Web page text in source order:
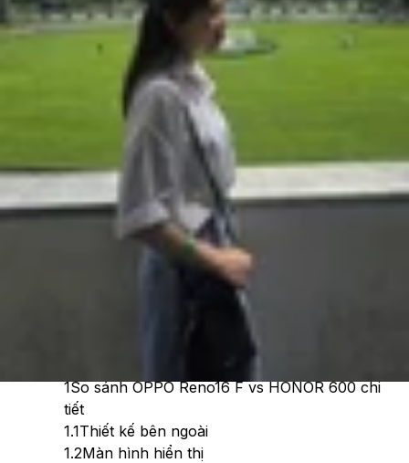
Hồng Huệ
09/07/2026
09/07/2026
Theo dõi XTMobile trên
1So sánh OPPO Reno16 F vs HONOR 600 chi
tiết
1.1Thiết kế bên ngoài
1.2Màn hình hiển thị